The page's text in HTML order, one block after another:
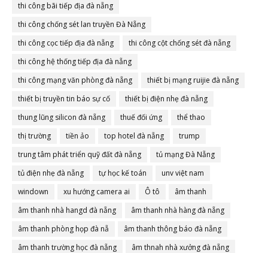
thi công bãi tiếp địa đà nẵng
thi công chống sét lan truyền Đà Nẵng
thi công cọc tiếp địa đà nẵng
thi công cột chống sét đà nẵng
thi công hệ thống tiếp địa đà nẵng
thi công mạng văn phòng đà nẵng
thiết bị mạng ruijie đà nẵng
thiết bị truyền tin báo sự cố
thiết bị điện nhẹ đà nẵng
thung lũng silicon đà nẵng
thuế đối ứng
thể thao
thị trường
tiền ảo top hotel đà nẵng
trump
trung tâm phát triển quỹ đất đà nẵng
tủ mạng Đà Nẵng
tủ điện nhẹ đà nẵng
tự học kế toán
unv việt nam
windown
xu hướng camera ai Ô tô
âm thanh
âm thanh nhà hangd đà nẵng
âm thanh nhà hàng đà nẵng
âm thanh phòng họp đà nẵ
âm thanh thông báo đà nẵng
âm thanh trường học đà nẵng
âm thnah nhà xưởng đà nẵng